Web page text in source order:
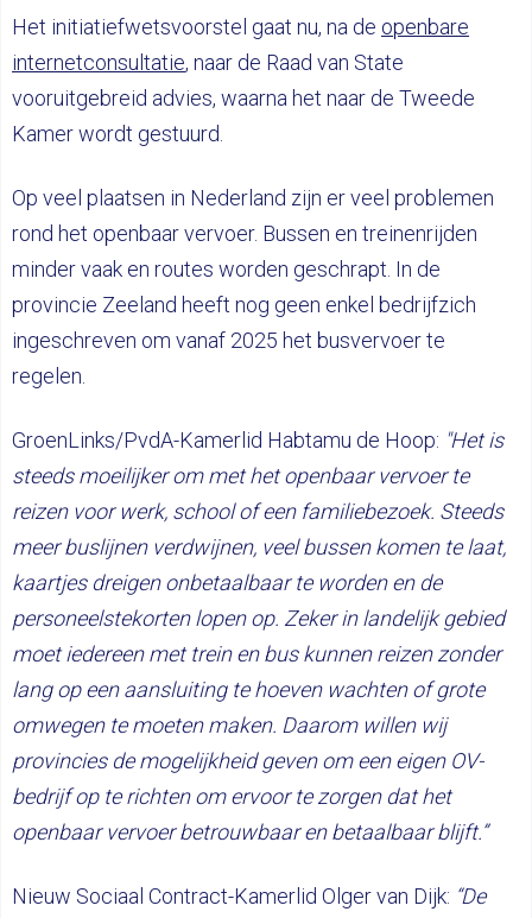
Het initiatiefwetsvoorstel gaat nu, na de openbare
internetconsultatie, naar de Raad van State
vooruitgebreid advies, waarna het naar de Tweede
Kamer wordt gestuurd.
Op veel plaatsen in Nederland zijn er veel problemen
rond het openbaar vervoer. Bussen en treinenrijden
minder vaak en routes worden geschrapt. In de
provincie Zeeland heeft nog geen enkel bedrijfzich
ingeschreven om vanaf 2025 het busvervoer te
regelen.
GroenLinks/PvdA-Kamerlid Habtamu de Hoop: "Het is
steeds moeilijker om met het openbaar vervoer te
reizen voor werk, school of een familiebezoek. Steeds
meer buslijnen verdwijnen, veel bussen komen te laat,
kaartjes dreigen onbetaalbaar te worden en de
personeelstekorten lopen op. Zeker in landelijk gebied
moet iedereen met trein en bus kunnen reizen zonder
lang op een aansluiting te hoeven wachten of grote
omwegen te moeten maken. Daarom willen wij
provincies de mogelijkheid geven om een eigen OV-
bedrijf op te richten om ervoor te zorgen dat het
openbaar vervoer betrouwbaar en betaalbaar blijft.”
Nieuw Sociaal Contract-Kamerlid Olger van Dijk: “De